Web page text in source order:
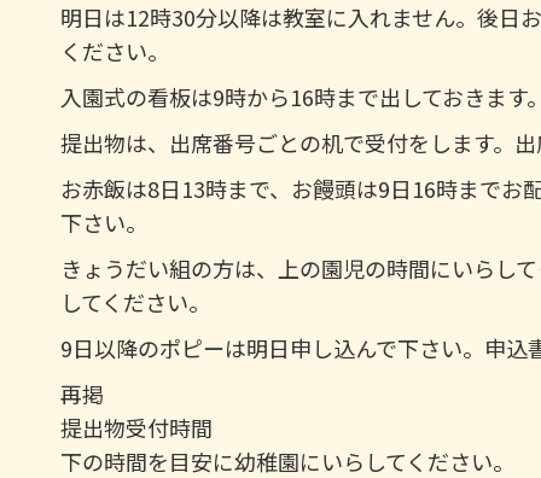
明日は12時30分以降は教室に入れません。後日
ください。
入園式の看板は9時から16時まで出しておきます
提出物は、出席番号ごとの机で受付をします。
お赤飯は8日13時まで、お饅頭は9日16時までお
下さい。
きょうだい組の方は、上の園児の時間にいらし
してください。
9日以降のポピーは明日申し込んで下さい。申込
再掲
提出物受付時間
下の時間を目安に幼稚園にいらしてください。